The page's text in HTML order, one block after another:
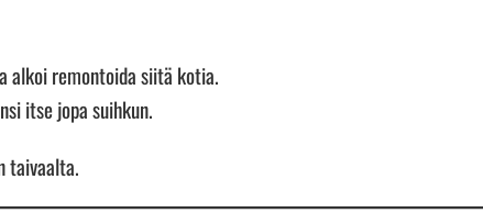
alkoi remontoida siitä kotia.
itse jopa suihkun.
taivaalta.